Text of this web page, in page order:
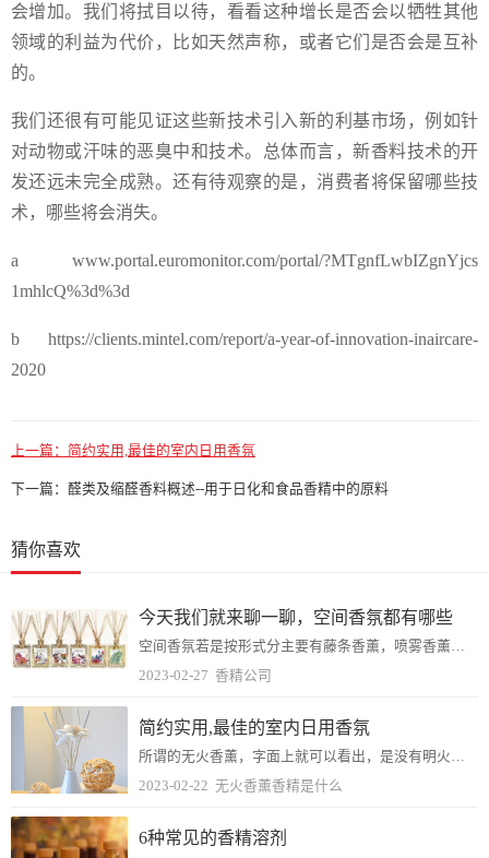
会增加。我们将拭目以待，看看这种增长是否会以牺牲其他
领域的利益为代价，比如天然声称，或者它们是否会是互补
的。
我们还很有可能见证这些新技术引入新的利基市场，例如针
对动物或汗味的恶臭中和技术。总体而言，新香料技术的开
发还远未完全成熟。还有待观察的是，消费者将保留哪些技
术，哪些将会消失。
a www.portal.euromonitor.com/portal/?MTgnfLwbIZgnYjcs
1mhlcQ%3d%3d
b https://clients.mintel.com/report/a-year-of-innovation-inaircare-
2020
上一篇： 简约实用,最佳的室内日用香氛
下一篇： 醛类及缩醛香料概述--用于日化和食品香精中的原料
猜你喜欢
今天我们就来聊一聊，空间香氛都有哪些
2023-02-27 香精公司
简约实用,最佳的室内日用香氛
2023-02-22 无火香薰香精是什么
6种常见的香精溶剂